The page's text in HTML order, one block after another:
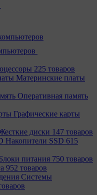
225 товаров
Материнcкие платы
Оперативная память
Графические карты
диски 147 товаров
Накопители SSD 615
питания 750 товаров
952 товаров
Системы